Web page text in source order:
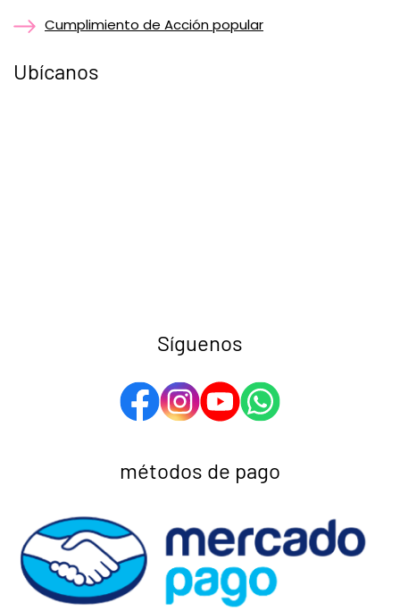
Cumplimiento de Acción popular
Ubícanos
Síguenos
métodos de pago